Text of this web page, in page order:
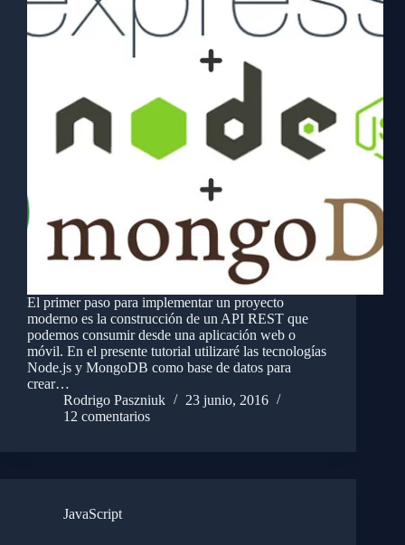
El primer paso para implementar un proyecto
moderno es la construcción de un API REST que
podemos consumir desde una aplicación web o
móvil. En el presente tutorial utilizaré las tecnologías
Node.js y MongoDB como base de datos para
crear…
Rodrigo Paszniuk
23 junio, 2016
12 comentarios
JavaScript